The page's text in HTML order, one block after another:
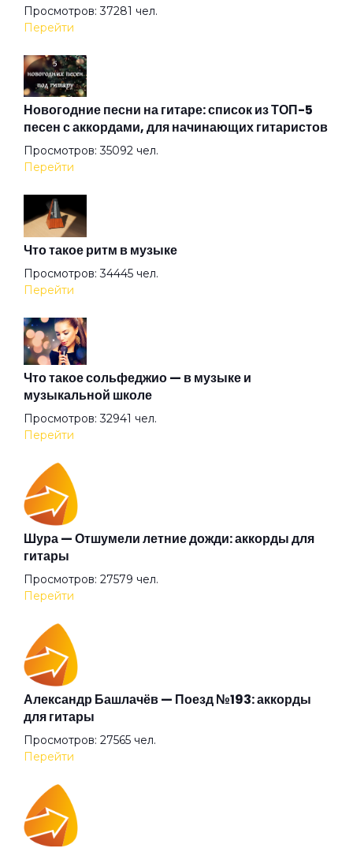
Конверт
Мама
Место под солнцем
Нас миллионы
Не переплыть
Не теряй меня
Небо в алмазах
Невероятный день
Невидимка
Нет мира на земле
Новая музыка
Обернись
Обижаться
Просмотров: 37281 чел.
Перейти
Новогодние песни на гитаре: список из ТОП-5
песен с аккордами, для начинающих гитаристов
Просмотров: 35092 чел.
Перейти
Что такое ритм в музыке
Просмотров: 34445 чел.
Перейти
Что такое сольфеджио — в музыке и
музыкальной школе
Просмотров: 32941 чел.
Перейти
Шура — Отшумели летние дожди: аккорды для
гитары
Просмотров: 27579 чел.
Перейти
Александр Башлачёв — Поезд №193: аккорды
для гитары
Просмотров: 27565 чел.
Перейти